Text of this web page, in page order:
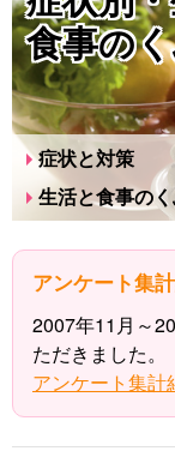
食事の
症状と対策
生活と食事の
アンケート集
2007年11月～
ただきました。
アンケート集計